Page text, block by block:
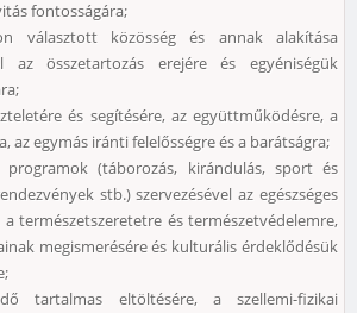
fontosságára;
választott közösség és annak alakítása
az összetartozás erejére és egyéniségük
és segítésére, az együttműködésre, a
az egymás iránti felelősségre és a barátságra;
programok (táborozás, kirándulás, sport és
stb.) szervezésével az egészséges
természetszeretetre és természetvédelemre,
megismerésére és kulturális érdeklődésük
tartalmas eltöltésére, a szellemi-fizikai